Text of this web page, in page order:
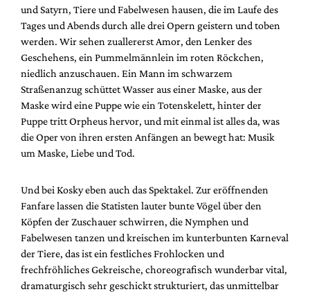
und Satyrn, Tiere und Fabelwesen hausen, die im Laufe des
Tages und Abends durch alle drei Opern geistern und toben
werden. Wir sehen zuallererst Amor, den Lenker des
Geschehens, ein Pummelmännlein im roten Röckchen,
niedlich anzuschauen. Ein Mann im schwarzem
Straßenanzug schüttet Wasser aus einer Maske, aus der
Maske wird eine Puppe wie ein Totenskelett, hinter der
Puppe tritt Orpheus hervor, und mit einmal ist alles da, was
die Oper von ihren ersten Anfängen an bewegt hat: Musik
um Maske, Liebe und Tod.
Und bei Kosky eben auch das Spektakel. Zur eröffnenden
Fanfare lassen die Statisten lauter bunte Vögel über den
Köpfen der Zuschauer schwirren, die Nymphen und
Fabelwesen tanzen und kreischen im kunterbunten Karneval
der Tiere, das ist ein festliches Frohlocken und
frechfröhliches Gekreische, choreografisch wunderbar vital,
dramaturgisch sehr geschickt strukturiert, das unmittelbar